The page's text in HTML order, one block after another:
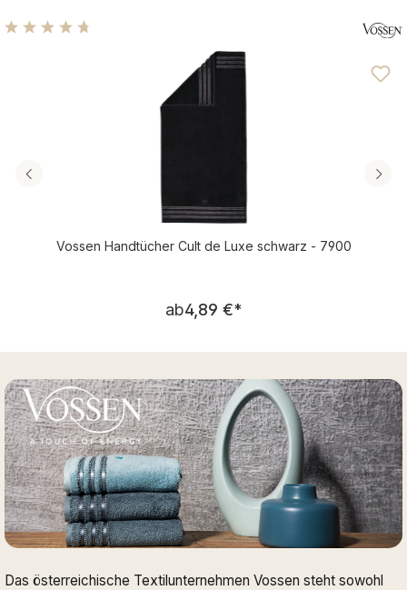
Durchschnittliche Bewertung von 4.84 von 5 Sternen
Vossen Handtücher Cult de Luxe schwarz - 7900
Regulärer Preis:
ab4,89 €*
Das österreichische Textilunternehmen Vossen steht sowohl